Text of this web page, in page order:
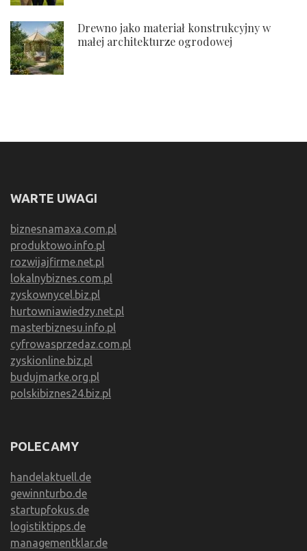
Drewno jako materiał konstrukcyjny w
małej architekturze ogrodowej
WARTE UWAGI
biznesnamaxa.com.pl
produktowo.info.pl
rozwijajfirme.net.pl
lokalnybiznes.com.pl
zyskownycel.biz.pl
hurtowniawiedzy.net.pl
masterbiznesu.info.pl
cyfrowasprzedaz.com.pl
zyskionline.biz.pl
budujmarke.org.pl
polskibiznes24.biz.pl
POLECAMY
handelaktuell.de
gewinnturbo.de
startupfokus.de
logistiktipps.de
managementklar.de